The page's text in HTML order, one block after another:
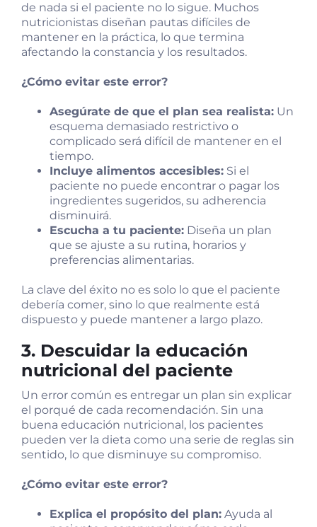
de nada si el paciente no lo sigue. Muchos
nutricionistas diseñan pautas difíciles de
mantener en la práctica, lo que termina
afectando la constancia y los resultados.
¿Cómo evitar este error?
Asegúrate de que el plan sea realista: Un
esquema demasiado restrictivo o
complicado será difícil de mantener en el
tiempo.
Incluye alimentos accesibles: Si el
paciente no puede encontrar o pagar los
ingredientes sugeridos, su adherencia
disminuirá.
Escucha a tu paciente: Diseña un plan
que se ajuste a su rutina, horarios y
preferencias alimentarias.
La clave del éxito no es solo lo que el paciente
debería comer, sino lo que realmente está
dispuesto y puede mantener a largo plazo.
3. Descuidar la educación
nutricional del paciente
Un error común es entregar un plan sin explicar
el porqué de cada recomendación. Sin una
buena educación nutricional, los pacientes
pueden ver la dieta como una serie de reglas sin
sentido, lo que disminuye su compromiso.
¿Cómo evitar este error?
Explica el propósito del plan: Ayuda al